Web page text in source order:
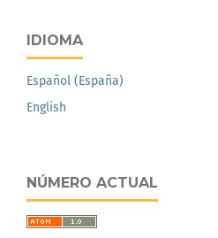
IDIOMA
Español (España)
English
NÚMERO ACTUAL